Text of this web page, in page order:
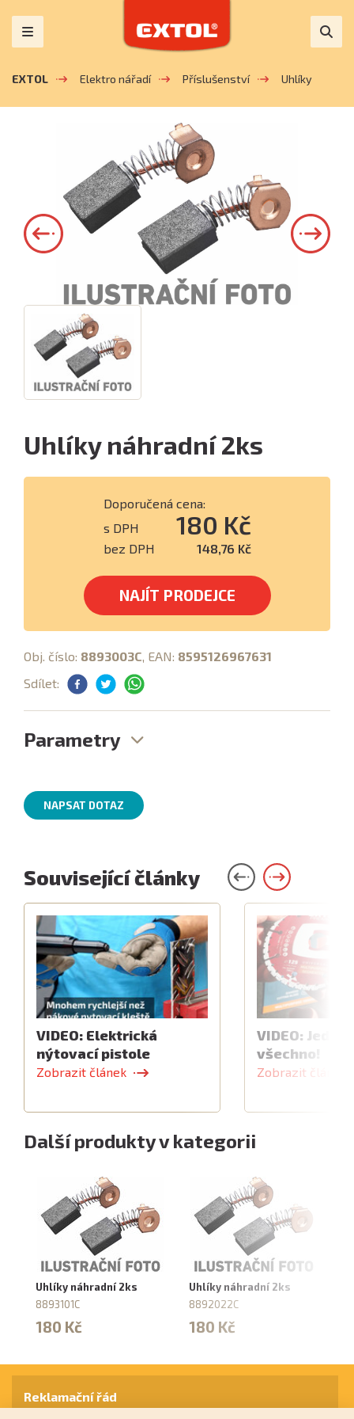
EXTOL Elektro nářadí Příslušenství Uhlíky
Uhlíky náhradní 2ks
Doporučená cena:
s DPH
180 Kč
bez DPH 148,76 Kč
NAJÍT PRODEJCE
Obj. číslo: 8893003C, EAN: 8595126967631
Sdílet:
Parametry
NAPSAT DOTAZ
Související články
VIDEO: Elektrická
nýtovací pistole
Zobrazit článek
VIDEO:
všechno!
Zobrazit článek
Další produkty v kategorii
Uhlíky náhradní 2ks
8893101C
180 Kč
Uhlíky náhradní 2ks
8892022C
180 Kč
Reklamační řád